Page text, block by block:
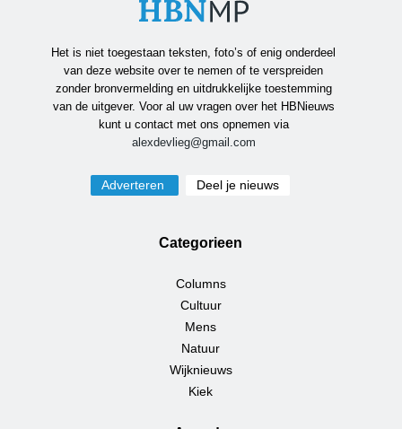
Het is niet toegestaan teksten, foto’s of enig onderdeel
van deze website over te nemen of te verspreiden
zonder bronvermelding en uitdrukkelijke toestemming
van de uitgever. Voor al uw vragen over het HBNieuws
kunt u contact met ons opnemen via
alexdevlieg@gmail.com
Adverteren Deel je nieuws
Categorieen
Columns
Cultuur
Mens
Natuur
Wijknieuws
Kiek